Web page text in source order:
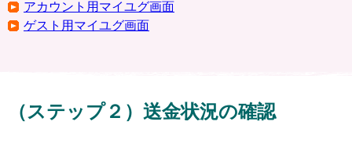
アカウント用マイユグ画面
ゲスト用マイユグ画面
（ステップ２）送金状況の確認